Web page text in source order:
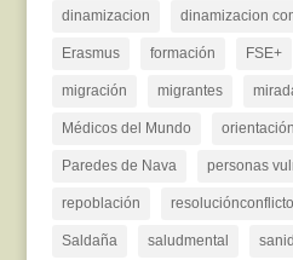
dinamizacion dinamizacion
Erasmus formación FSE+
migración migrantes
Médicos del Mundo
Paredes de Nava personas
repoblación
Saldaña saludmental